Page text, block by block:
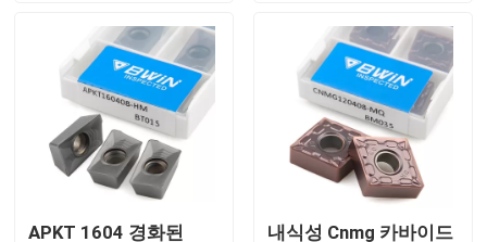
문의하기
소식
조회를 요청하다
텅스텐 카바이드 삽입
APKT 1604 경화된 내식성 Cnmg 카바이드